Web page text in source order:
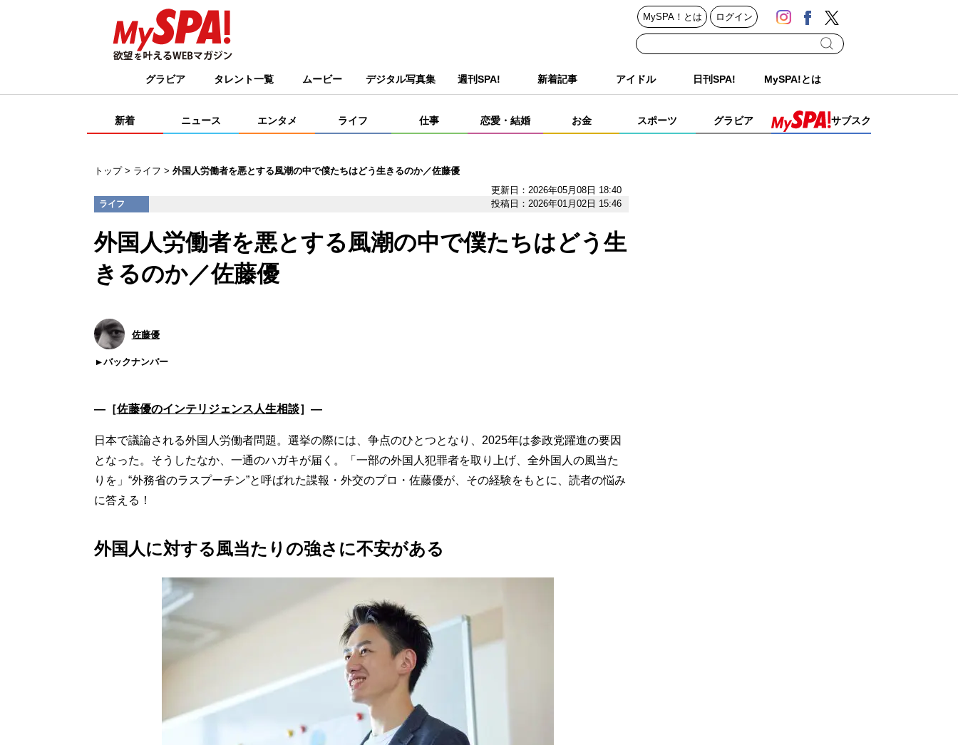
MySPA！とは ログイン
グラビア タレント一覧 ムービー デジタル写真集 週刊SPA! 新着記事 アイドル 日刊SPA! MySPA!とは
新着 ニュース エンタメ ライフ 仕事 恋愛・結婚 お金 スポーツ グラビア サブスク
トップ ライフ
外国人労働者を悪とする風潮の中で僕たちはどう生きるのか／佐藤優
更新日：2026年05月08日 18:40
ライフ 投稿日：2026年01月02日 15:46
外国人労働者を悪とする風潮の中で僕たちはどう生
きるのか／佐藤優
佐藤優
バックナンバー
―［佐藤優のインテリジェンス人生相談］―
日本で議論される外国人労働者問題。選挙の際には、争点のひとつとなり、2025年は参政党躍進の要因
となった。そうしたなか、一通のハガキが届く。「一部の外国人犯罪者を取り上げ、全外国人の風当た
りを」“外務省のラスプーチン”と呼ばれた諜報・外交のプロ・佐藤優が、その経験をもとに、読者の悩み
に答える！
外国人に対する風当たりの強さに不安がある